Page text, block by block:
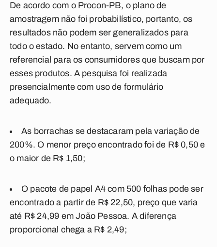
De acordo com o Procon-PB, o plano de
amostragem não foi probabilístico, portanto, os
resultados não podem ser generalizados para
todo o estado. No entanto, servem como um
referencial para os consumidores que buscam por
esses produtos. A pesquisa foi realizada
presencialmente com uso de formulário
adequado.
As borrachas se destacaram pela variação de
200%. O menor preço encontrado foi de R$ 0,50 e
o maior de R$ 1,50;
O pacote de papel A4 com 500 folhas pode ser
encontrado a partir de R$ 22,50, preço que varia
até R$ 24,99 em João Pessoa. A diferença
proporcional chega a R$ 2,49;